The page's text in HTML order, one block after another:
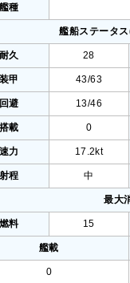
艦種
艦船ステータ
耐久 28
装甲 43/63
回避 13/46
搭載 0
速力 17.2kt
射程 中
最大
燃料 15
艦載
0